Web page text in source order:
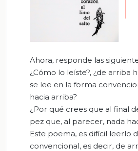
Ahora, responde las
¿Cómo lo leíste?, ¿de arriba
se lee en la forma
hacia arriba?
¿Por qué crees que al final
pez que, al parecer, nada
Este poema, es difícil leerlo
convencional, es decir, de